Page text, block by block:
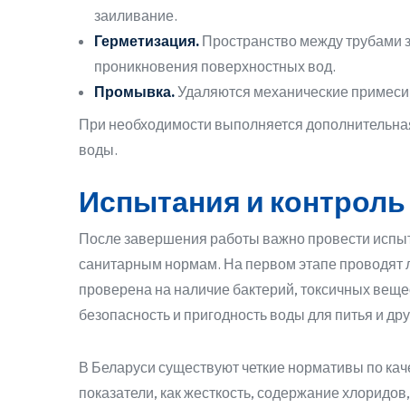
заиливание.
Герметизация. Пространство между трубами
проникновения поверхностных вод.
Промывка.Удаляются механические
При необходимости выполняется
воды.
Испытания и
После завершения работы важно провести
санитарным нормам. На первом этапе
проверена на наличие бактерий, токсичных
безопасность и пригодность воды для питья и
В Беларуси существуют четкие нормативы по
показатели, как жесткость, содержание